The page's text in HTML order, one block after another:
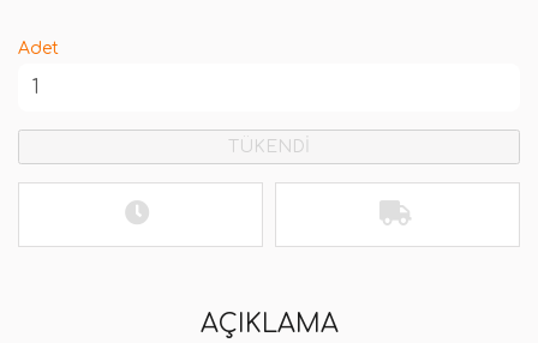
Adet
TÜKENDİ
AÇIKLAMA